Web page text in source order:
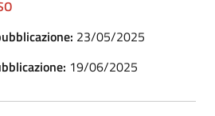
23/05/2025
19/06/2025